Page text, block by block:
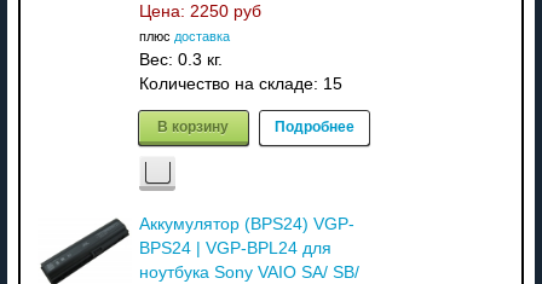
Цена: 2250 руб
плюс доставка
Вес: 0.3 кг.
Количество на складе: 15
В корзину Подробнее
Аккумулятор (BPS24) VGP-
BPS24 | VGP-BPL24 для
ноутбука Sony VAIO SA/ SB/